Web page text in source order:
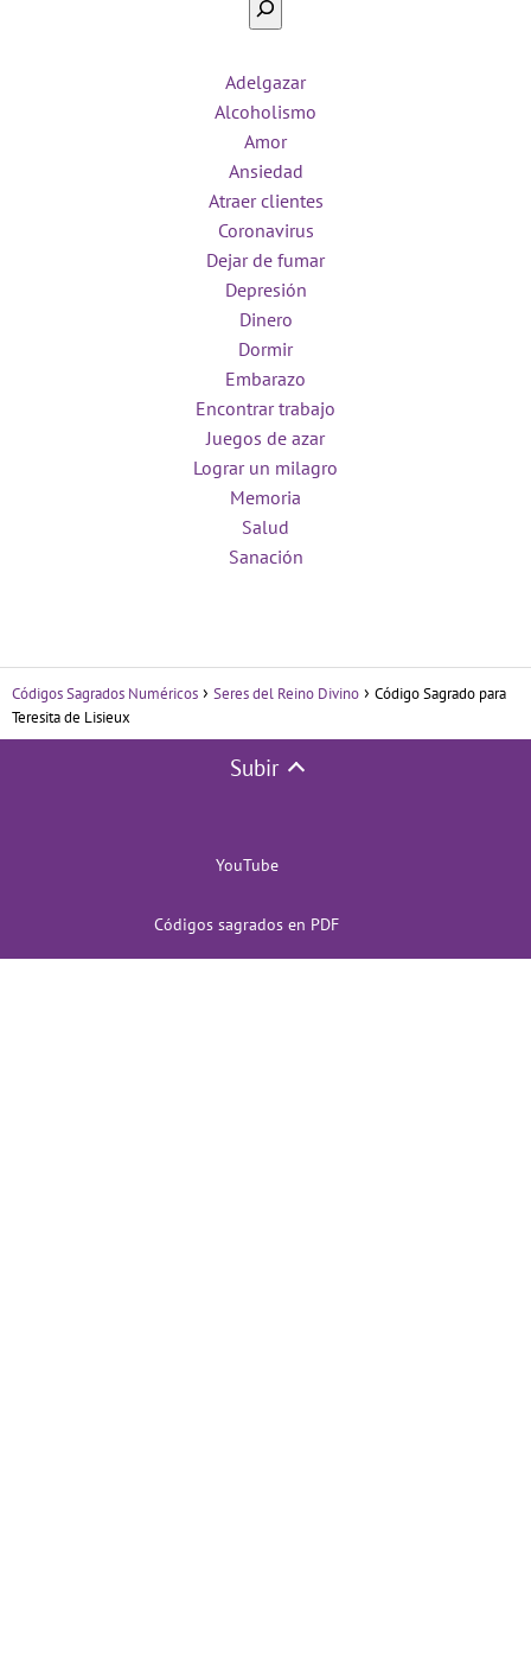
Adelgazar
Alcoholismo
Amor
Ansiedad
Atraer clientes
Coronavirus
Dejar de fumar
Depresión
Dinero
Dormir
Embarazo
Encontrar trabajo
Juegos de azar
Lograr un milagro
Memoria
Salud
Sanación
Códigos Sagrados Numéricos Seres del Reino Divino
Código Sagrado para
Teresita de Lisieux
Subir
YouTube
Códigos sagrados en PDF